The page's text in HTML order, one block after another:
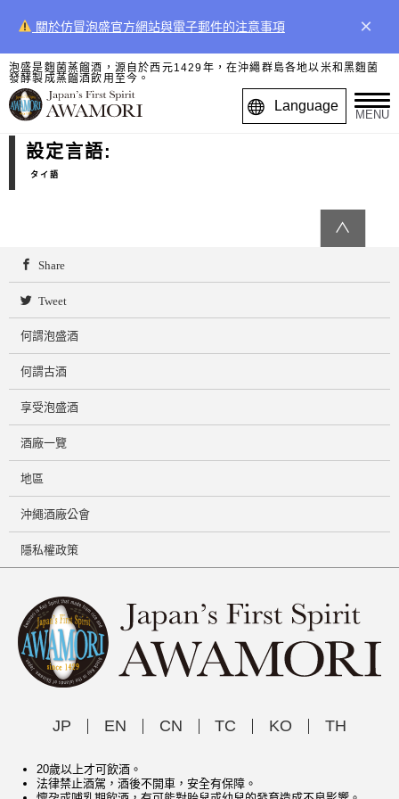
關於仿冒泡盛官方網站與電子郵件的注意事項 ×
泡盛是麴菌蒸餾酒，源自於西元1429年，在沖繩群島各地以米和黑麴菌
發酵製成蒸餾酒飲用至今。
Language
MENU
設定言語:
タイ語
∧
Share
Tweet
何謂泡盛酒
何謂古酒
享受泡盛酒
酒廠一覽
地區
沖繩酒廠公會
隱私權政策
JP EN CN TC KO TH
20歲以上才可飲酒。
法律禁止酒駕，酒後不開車，安全有保障。